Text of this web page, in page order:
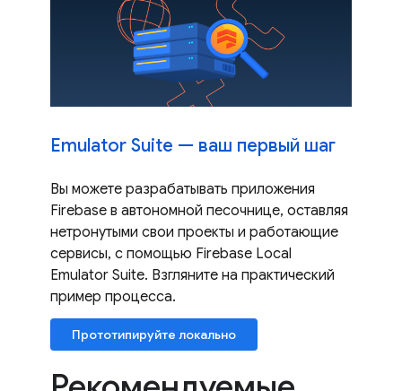
Emulator Suite — ваш первый шаг
Вы можете разрабатывать приложения
Firebase в автономной песочнице, оставляя
нетронутыми свои проекты и работающие
сервисы, с помощью Firebase Local
Emulator Suite. Взгляните на практический
пример процесса.
Прототипируйте локально